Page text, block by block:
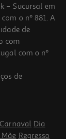
– Sucursal em
o nº 881. A
de
com
com o nº
de
Carnaval Dia
Regresso